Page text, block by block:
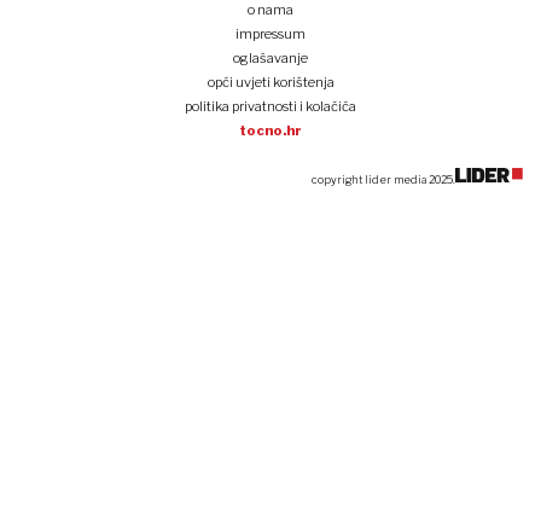
o nama
impressum
oglašavanje
opći uvjeti korištenja
politika privatnosti i kolačića
tocno.hr
copyright lider media 2025.